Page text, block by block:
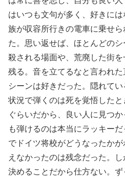
はいつも文句が多く、好きに
族が収容所行きの電車に乗せ
た。思い返せば、ほとんどの
殺される場面や、荒廃した街
残る。音を立てるなと言われた
シーンは好きだった。隠れて
状況で弾くのは死を覚悟した
ぐらいだから、良い人に見つ
も弾けるのは本当にラッキー
でドイツ将校がどうなったか
えなかったのは残念だった。
決めることだから仕方ない。ず